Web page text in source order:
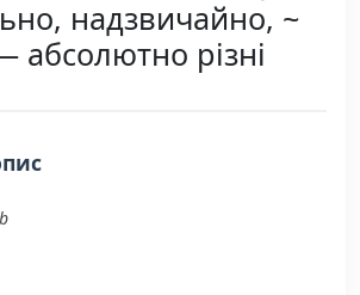
надзвичайно, ~
різні